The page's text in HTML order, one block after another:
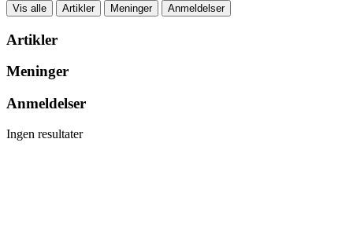
Vis alle Artikler Meninger Anmeldelser
Artikler
Meninger
Anmeldelser
Ingen resultater